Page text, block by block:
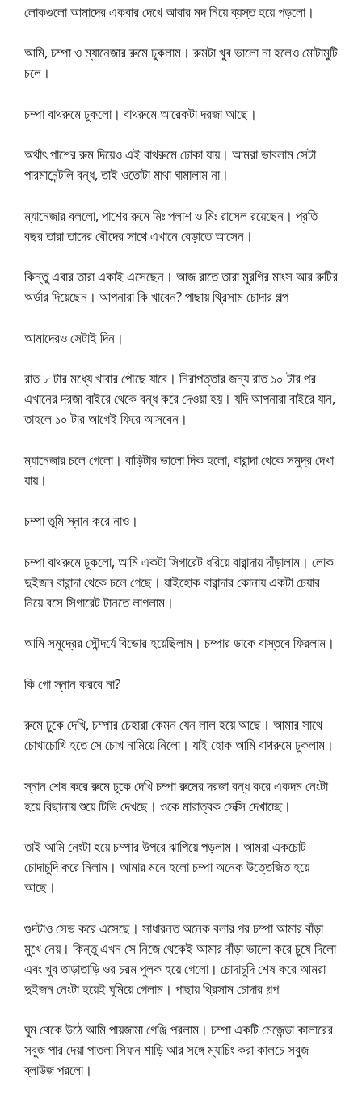
লোকগুলো আমাদের একবার দেখে আবার মদ নিয়ে ব্যস্ত হয়ে পড়লো।
আমি, চম্পা ও ম্যানেজার রুমে ঢুকলাম। রুমটা খুব ভালো না হলেও মোটামুটি
চলে।
চম্পা বাথরুমে ঢুকলো। বাথরুমে আরেকটা দরজা আছে।
অর্থাৎ পাশের রুম দিয়েও এই বাথরুমে ঢোকা যায়। আমরা ভাবলাম সেটা
পারমানেন্টলি বন্ধ, তাই ওতোটা মাথা ঘামালাম না।
ম্যানেজার বললো, পাশের রুমে মিঃ পলাশ ও মিঃ রাসেল রয়েছেন। প্রতি
বছর তারা তাদের বৌদের সাথে এখানে বেড়াতে আসেন।
কিন্তু এবার তারা একাই এসেছেন। আজ রাতে তারা মুরগির মাংস আর রুটির
অর্ডার দিয়েছেন। আপনারা কি খাবেন? পাছায় থ্রিসাম চোদার গল্প
আমাদেরও সেটাই দিন।
রাত ৮ টার মধ্যে খাবার পৌছে যাবে। নিরাপত্তার জন্য রাত ১০ টার পর
এখানের দরজা বাইরে থেকে বন্ধ করে দেওয়া হয়। যদি আপনারা বাইরে যান,
তাহলে ১০ টার আগেই ফিরে আসবেন।
ম্যানেজার চলে গেলো। বাড়িটার ভালো দিক হলো, বারান্দা থেকে সমুদ্র দেখা
যায়।
চম্পা তুমি স্নান করে নাও।
চম্পা বাথরুমে ঢুকলো, আমি একটা সিগারেট ধরিয়ে বারান্দায় দাঁড়ালাম। লোক
দুইজন বারান্দা থেকে চলে গেছে। যাইহোক বারান্দার কোনায় একটা চেয়ার
নিয়ে বসে সিগারেট টানতে লাগলাম।
আমি সমুদ্রের সৌন্দর্যে বিভোর হয়েছিলাম। চম্পার ডাকে বাস্তবে ফিরলাম।
কি গো স্নান করবে না?
রুমে ঢুকে দেখি, চম্পার চেহারা কেমন যেন লাল হয়ে আছে। আমার সাথে
চোখাচোখি হতে সে চোখ নামিয়ে নিলো। যাই হোক আমি বাথরুমে ঢুকলাম।
স্নান শেষ করে রুমে ঢুকে দেখি চম্পা রুমের দরজা বন্ধ করে একদম নেংটা
হয়ে বিছানায় শুয়ে টিভি দেখছে। ওকে মারাত্বক সেক্সি দেখাচ্ছে।
তাই আমি নেংটা হয়ে চম্পার উপরে ঝাপিয়ে পড়লাম। আমরা একচোট
চোদাচুদি করে নিলাম। আমার মনে হলো চম্পা অনেক উত্তেজিত হয়ে
আছে।
গুদটাও সেভ করে এসেছে। সাধারনত অনেক বলার পর চম্পা আমার বাঁড়া
মুখে নেয়। কিন্তু এখন সে নিজে থেকেই আমার বাঁড়া ভালো করে চুষে দিলো
এবং খুব তাড়াতাড়ি ওর চরম পুলক হয়ে গেলো। চোদাচুদি শেষ করে আমরা
দুইজন নেংটা হয়েই ঘুমিয়ে গেলাম। পাছায় থ্রিসাম চোদার গল্প
ঘুম থেকে উঠে আমি পায়জামা গেঞ্জি পরলাম। চম্পা একটি মেজেন্ডা কালারের
সবুজ পার দেয়া পাতলা সিফন শাড়ি আর সঙ্গে ম্যাচিং করা কালচে সবুজ
ব্লাউজ পরলো।